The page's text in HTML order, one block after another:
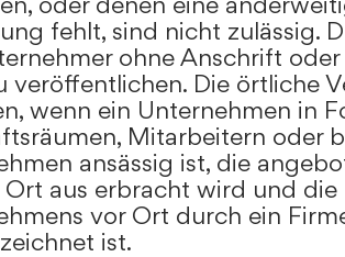
fehlt, sind nicht zulässig.
ohne Anschrift
veröffentlichen. Die örtliche
wenn ein Unternehmen in
Mitarbeitern oder
ansässig ist, die
Ort aus erbracht wird und die
vor Ort durch ein
ist.